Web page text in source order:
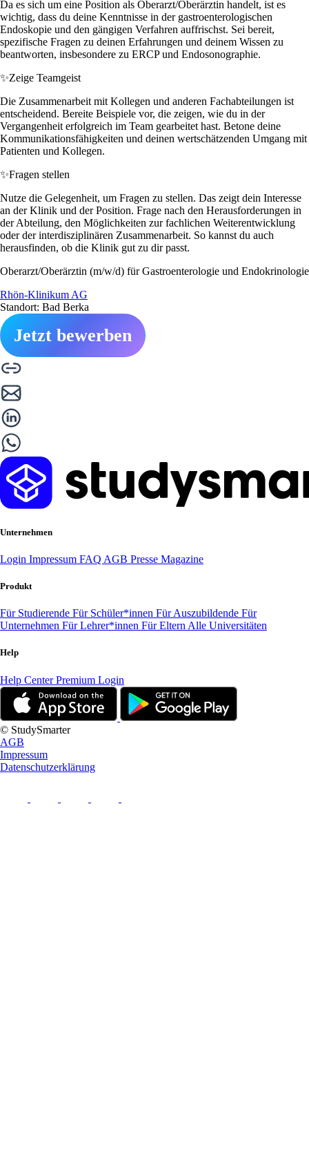
Da es sich um eine Position als Oberarzt/Oberärztin handelt, ist es
wichtig, dass du deine Kenntnisse in der gastroenterologischen
Endoskopie und den gängigen Verfahren auffrischst. Sei bereit,
spezifische Fragen zu deinen Erfahrungen und deinem Wissen zu
beantworten, insbesondere zu ERCP und Endosonographie.
✨Zeige Teamgeist
Die Zusammenarbeit mit Kollegen und anderen Fachabteilungen ist
entscheidend. Bereite Beispiele vor, die zeigen, wie du in der
Vergangenheit erfolgreich im Team gearbeitet hast. Betone deine
Kommunikationsfähigkeiten und deinen wertschätzenden Umgang mit
Patienten und Kollegen.
✨Fragen stellen
Nutze die Gelegenheit, um Fragen zu stellen. Das zeigt dein Interesse
an der Klinik und der Position. Frage nach den Herausforderungen in
der Abteilung, den Möglichkeiten zur fachlichen Weiterentwicklung
oder der interdisziplinären Zusammenarbeit. So kannst du auch
herausfinden, ob die Klinik gut zu dir passt.
Oberarzt/Oberärztin (m/w/d) für Gastroenterologie und Endokrinologie
Rhön-Klinikum AG
Standort: Bad Berka
Jetzt bewerben
Unternehmen
Login Impressum FAQ AGB Presse Magazine
Produkt
Für Studierende Für Schüler*innen Für Auszubildende Für
Unternehmen Für Lehrer*innen Für Eltern Alle Universitäten
Help
Help CenterPremium Login
© StudySmarter
AGB
Impressum
Datenschutzerklärung